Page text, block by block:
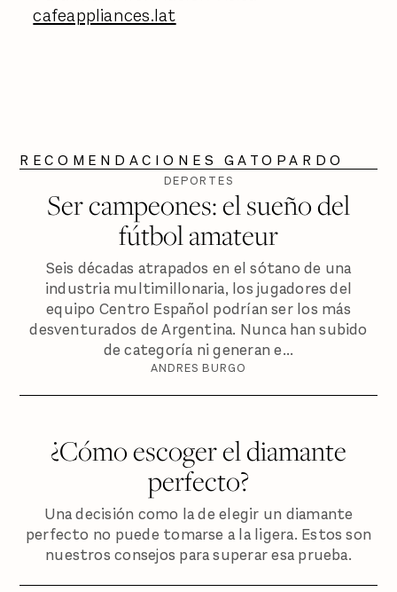
cafeappliances.lat
RECOMENDACIONES GATOPARDO
DEPORTES
Ser campeones: el sueño del
fútbol amateur
Seis décadas atrapados en el sótano de una
industria multimillonaria, los jugadores del
equipo Centro Español podrían ser los más
desventurados de Argentina. Nunca han subido
de categoría ni generan e...
ANDRES BURGO
¿Cómo escoger el diamante
perfecto?
Una decisión como la de elegir un diamante
perfecto no puede tomarse a la ligera. Estos son
nuestros consejos para superar esa prueba.